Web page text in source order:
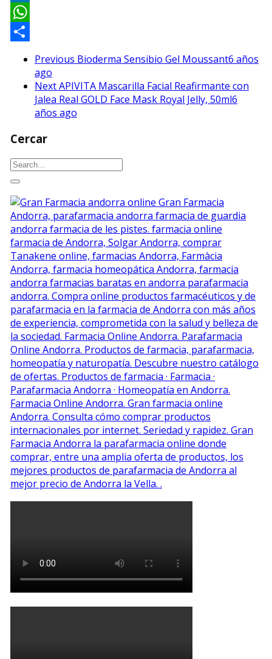
LinkedIn
WhatsApp
Previous Bioderma Sensibio Gel Moussant6 años
ago
NextAPIVITA Mascarilla Facial Reafirmante con
Jalea Real GOLD Face Mask Royal Jelly, 50ml6
años ago
Cercar